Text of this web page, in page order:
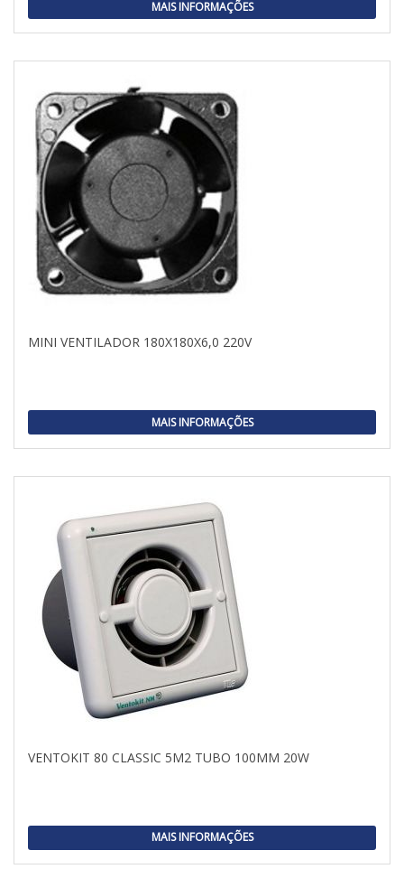
MAIS INFORMAÇÕES
MINI VENTILADOR 180X180X6,0 220V
MAIS INFORMAÇÕES
VENTOKIT 80 CLASSIC 5M2 TUBO 100MM 20W
MAIS INFORMAÇÕES